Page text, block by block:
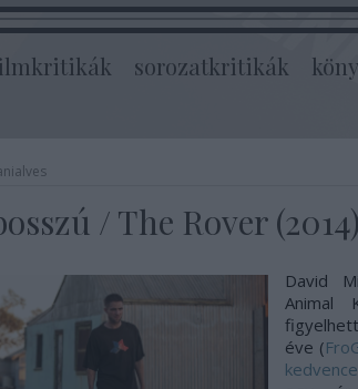
sorozatkritikák
/ The Rover (2014)
David
Animal
éve (
kedvence